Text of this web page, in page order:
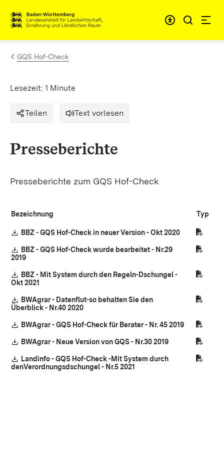
Zum Inhalt springen
Link zur Startseite
GQS Hof-Check
Lesezeit: 1 Minute
Teilen Text vorlesen
Presseberichte
Presseberichte zum GQS Hof-Check
Bezeichnung Typ
Download:
BBZ - GQS Hof-Check in neuer Version - Okt 2020(Öffnet in
Download:
BBZ - GQS Hof-Check wurde bearbeitet - Nr.29
2019
Download:
BBZ - Mit System durch den Regeln-Dschungel -
Okt 2021
Download:
BWAgrar - Datenflut-so behalten Sie den
Überblick - Nr.40 2020
Download:
BWAgrar - GQS Hof-Check für Berater - Nr. 45 2019(Öffnet in
Download:
BWAgrar - Neue Version von GQS - Nr.30 2019(Öffnet in neuem
Download:
Landinfo - GQS Hof-Check -Mit System durch
denVerordnungsdschungel - Nr.5 2021